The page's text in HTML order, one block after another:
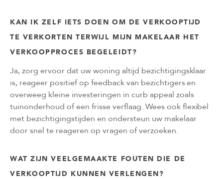
KAN IK ZELF IETS DOEN OM DE VERKOOPTIJD
TE VERKORTEN TERWIJL MIJN MAKELAAR HET
VERKOOPPROCES BEGELEIDT?
Ja, zorg ervoor dat uw woning altijd bezichtigingsklaar
is, reageer positief op feedback van bezichtigers en
overweeg kleine investeringen in curb appeal zoals
tuinonderhoud of een frisse verflaag. Wees ook flexibel
met bezichtigingstijden en ondersteun uw makelaar
door snel te reageren op vragen of verzoeken.
WAT ZIJN VEELGEMAAKTE FOUTEN DIE DE
VERKOOPTIJD KUNNEN VERLENGEN?